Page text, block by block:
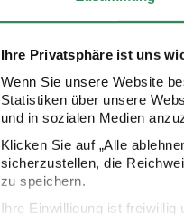
Ihre Privatsphäre ist uns
Wenn Sie unsere Website
Statistiken über unsere
und in sozialen Medien
Klicken Sie auf „Alle
sicherzustellen, die
zu speichern.
Ihre Einwilligung ist freiwillig